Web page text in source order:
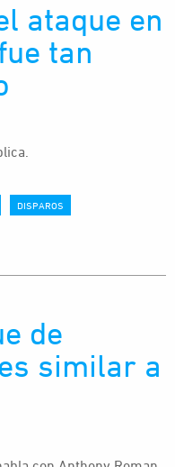
ataque en
tan
DISPAROS
de
similar a